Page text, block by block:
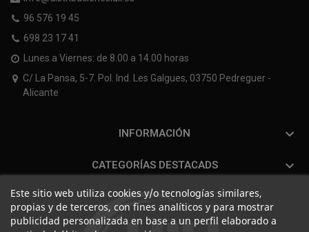
96 576 19 45
698 23 17 41
Lunes a Viernes: de 8.00 a 14.00 horas
C/ La Pansa, 5-7. Pol. Ind. Les Galgues, 03750 Pedreguer -
Alicante
INFORMACIÓN 
CATEGORÍAS DESTACADS 
Este sitio web utiliza cookies y/o tecnologías similares,
propias y de terceros, con fines analíticos y para mostrar
publicidad personalizada en base a un perfil elaborado a